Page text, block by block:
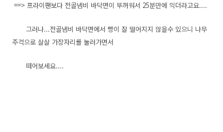
==> 프라이팬보다 전골냄비 바닥면이 뚜꺼워서 25분만에 익더라고요....
그러나...전골냄비 바닥면에서 빵이 잘 떨어지지 않을수 있으니 나무
주걱으로 살살 가장자리를 눌러가면서
떼어보세요....